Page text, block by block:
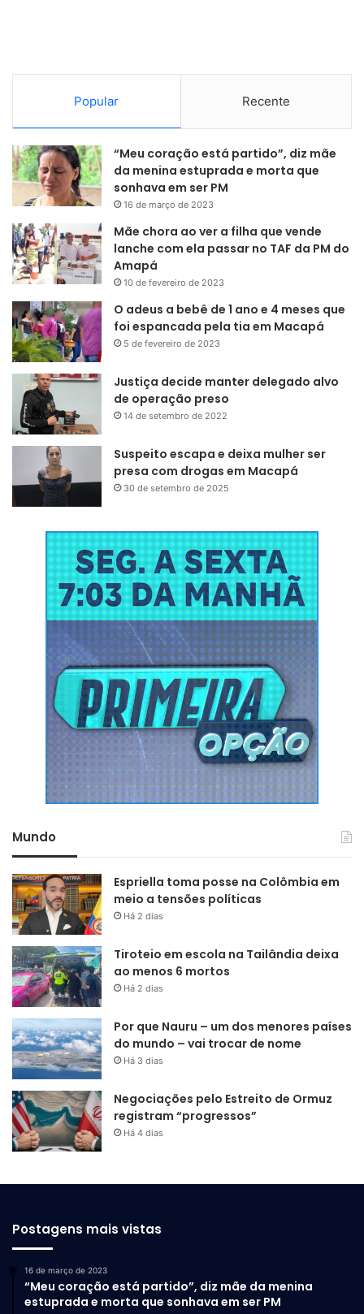
Popular Recente
“Meu coração está partido”, diz mãe
da menina estuprada e morta que
sonhava em ser PM
16 de março de 2023
Mãe chora ao ver a filha que vende
lanche com ela passar no TAF da PM do
Amapá
10 de fevereiro de 2023
O adeus a bebê de 1 ano e 4 meses que
foi espancada pela tia em Macapá
5 de fevereiro de 2023
Justiça decide manter delegado alvo
de operação preso
14 de setembro de 2022
Suspeito escapa e deixa mulher ser
presa com drogas em Macapá
30 de setembro de 2025
Mundo
Espriella toma posse na Colômbia em
meio a tensões políticas
Há 2 dias
Tiroteio em escola na Tailândia deixa
ao menos 6 mortos
Há 2 dias
Por que Nauru – um dos menores países
do mundo – vai trocar de nome
Há 3 dias
Negociações pelo Estreito de Ormuz
registram “progressos”
Há 4 dias
Postagens mais vistas
16 de março de 2023
“Meu coração está partido”, diz mãe da menina
estuprada e morta que sonhava em ser PM